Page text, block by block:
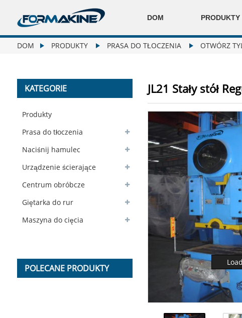
DOM PRODUKTY
DOM PRODUKTY PRASA DO TŁOCZENIA OTWÓRZ
KATEGORIE
Produkty
Prasa do tłoczenia
Naciśnij hamulec
Urządzenie ścierające
Centrum obróbcze
Giętarka do rur
Maszyna do cięcia
POLECANE PRODUKTY
JL21 Stały stół